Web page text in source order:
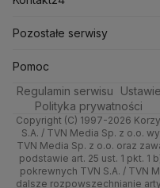
Ministerstwo Infrastruktury
Ministerstwo Rolnictwa
Ministerstwo Rozwoju i
Ministerstwo Sportu i
Ministerstwo Cyfryzacji
Ministerstwo Edukacji
Ministerstwo Finansów
Quizy
Tematy
Trójmiasto
Kielce
Kujawsko-pomorskie
Lublin
Rynki
Dla firm
Handel
Ze świata
Tech
Pogoda na weekend
Najnowsze
Polska
Prognoza
Świat
Kolarstwo
Skoki Narciarskie
Sporty zimowe
Lekkoatletyka
Siatkówka
Polska
Świat
Polityka
Zdrowie
Tech
Najnowsze
Gorące Tematy
Wyślij zgłoszenie
Pozostałe serwisy
TVN
Dzień Dobry TVN
Uwaga TVN
HGTV
Pomoc
Centrum pomocy
Test zgodności
Oglądaj na TV
Regulamin serwisu
Polityka prywatności
Copyright (C) 1997-2026
S.A. / TVN Media Sp. z o.o.
TVN Media Sp. z o.o. oraz
podstawie art. 25 ust. 1 pkt. 1
pokrewnych TVN S.A. / TVN
dalsze rozpowszechnianie